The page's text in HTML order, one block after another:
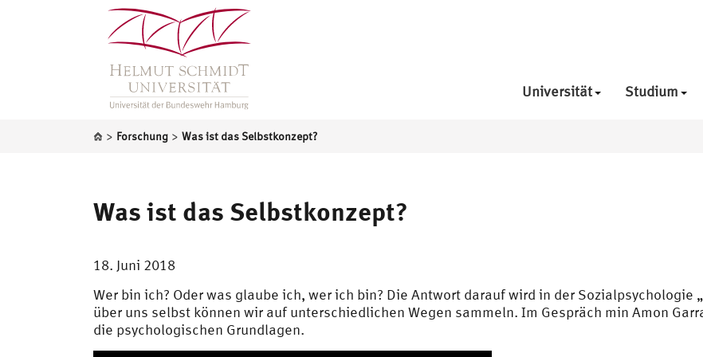
Universität Studium
> Forschung > Was ist das Selbstkonzept?
Was ist das Selbstkonzept?
18. Juni 2018
Wer bin ich? Oder was glaube ich, wer ich bin? Die Antwort darauf wird in der
über uns selbst können wir auf unterschiedlichen Wegen sammeln. Im Gespräch min Amon
die psychologischen Grundlagen.